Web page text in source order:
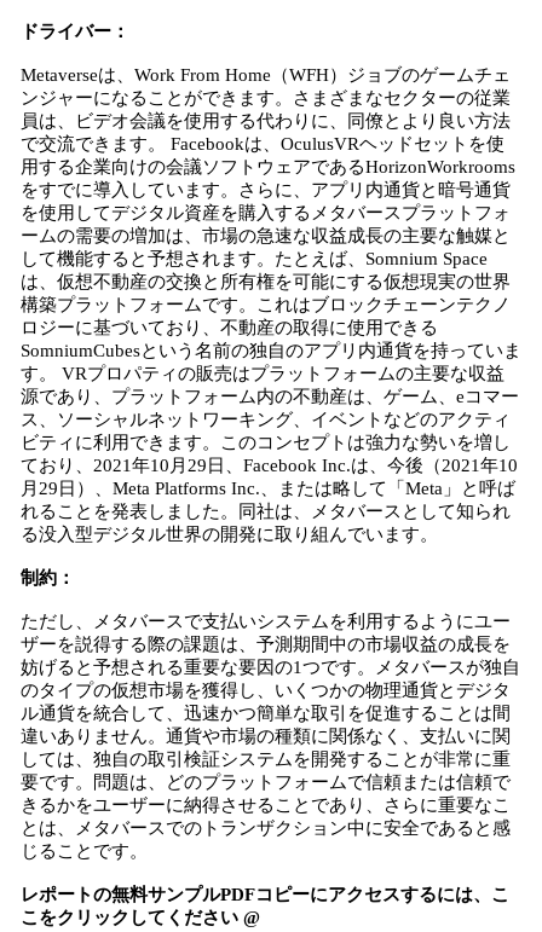
ドライバー：
Metaverseは、Work From Home（WFH）ジョブのゲームチェ
ンジャーになることができます。さまざまなセクターの従業
員は、ビデオ会議を使用する代わりに、同僚とより良い方法
で交流できます。 Facebookは、OculusVRヘッドセットを使
用する企業向けの会議ソフトウェアであるHorizo​​nWorkrooms
をすでに導入しています。さらに、アプリ内通貨と暗号通貨
を使用してデジタル資産を購入するメタバースプラットフォ
ームの需要の増加は、市場の急速な収益成長の主要な触媒と
して機能すると予想されます。たとえば、Somnium Space
は、仮想不動産の交換と所有権を可能にする仮想現実の世界
構築プラットフォームです。これはブロックチェーンテクノ
ロジーに基づいており、不動産の取得に使用できる
SomniumCubesという名前の独自のアプリ内通貨を持っていま
す。 VRプロパティの販売はプラットフォームの主要な収益
源であり、プラットフォーム内の不動産は、ゲーム、eコマー
ス、ソーシャルネットワーキング、イベントなどのアクティ
ビティに利用できます。このコンセプトは強力な勢いを増し
ており、2021年10月29日、Facebook Inc.は、今後（2021年10
月29日）、Meta Platforms Inc.、または略して「Meta」と呼ば
れることを発表しました。同社は、メタバースとして知られ
る没入型デジタル世界の開発に取り組んでいます。
制約：
ただし、メタバースで支払いシステムを利用するようにユー
ザーを説得する際の課題は、予測期間中の市場収益の成長を
妨げると予想される重要な要因の1つです。メタバースが独自
のタイプの仮想市場を獲得し、いくつかの物理通貨とデジタ
ル通貨を統合して、迅速かつ簡単な取引を促進することは間
違いありません。通貨や市場の種類に関係なく、支払いに関
しては、独自の取引検証システムを開発することが非常に重
要です。問題は、どのプラットフォームで信頼または信頼で
きるかをユーザーに納得させることであり、さらに重要なこ
とは、メタバースでのトランザクション中に安全であると感
じることです。
レポートの無料サンプルPDFコピーにアクセスするには、こ
こをクリックしてください @